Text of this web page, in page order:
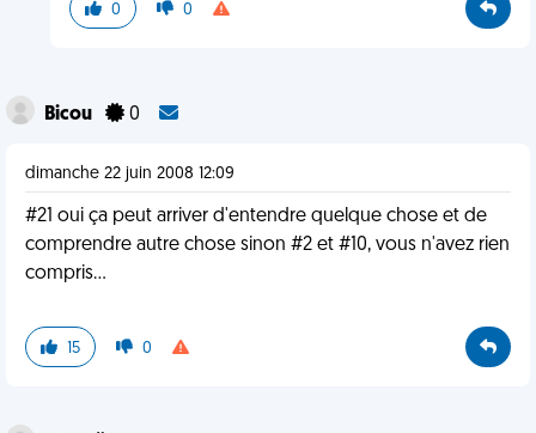
0 0
Bicou 0
dimanche 22 juin 2008 12:09
#21 oui ça peut arriver d'entendre quelque chose et de
comprendre autre chose sinon #2 et #10, vous n'avez rien
compris...
15 0